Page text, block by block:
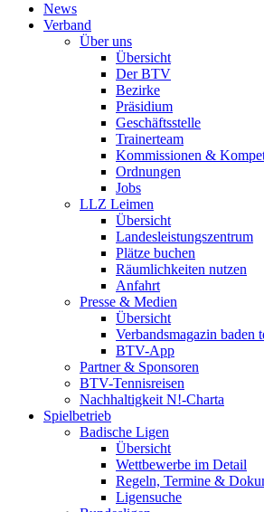
News
Verband
Über uns
Übersicht
Der BTV
Bezirke
Präsidium
Geschäftsstelle
Trainerteam
Kommissionen &
Ordnungen
Jobs
LLZ Leimen
Übersicht
Landesleistungszentrum
Plätze buchen
Räumlichkeiten nutzen
Anfahrt
Presse & Medien
Übersicht
Verbandsmagazin baden
BTV-App
Partner & Sponsoren
BTV-Tennisreisen
Nachhaltigkeit N!-Charta
Spielbetrieb
Badische Ligen
Übersicht
Wettbewerbe im Detail
Regeln, Termine &
Ligensuche